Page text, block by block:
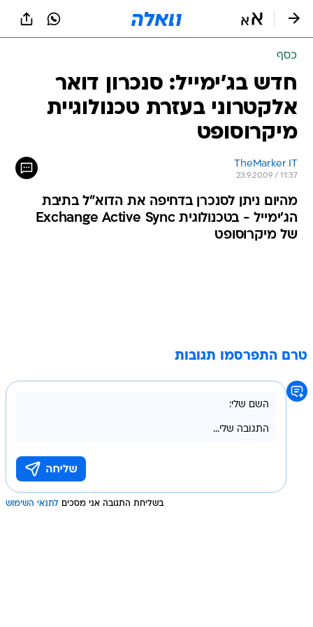
כסף
חדש בג'ימייל: סנכרון דואר
אלקטרוני בעזרת טכנולוגיית
מיקרוסופט
TheMarker IT
23.9.2009 / 11:37
מהיום ניתן לסנכרן בדחיפה את הדוא"ל בתיבת
הג'ימייל - בטכנולוגית Exchange Active Sync
של מיקרוסופט
טרם התפרסמו תגובות
בשליחת התגובה אני מסכים לתנאי השימוש